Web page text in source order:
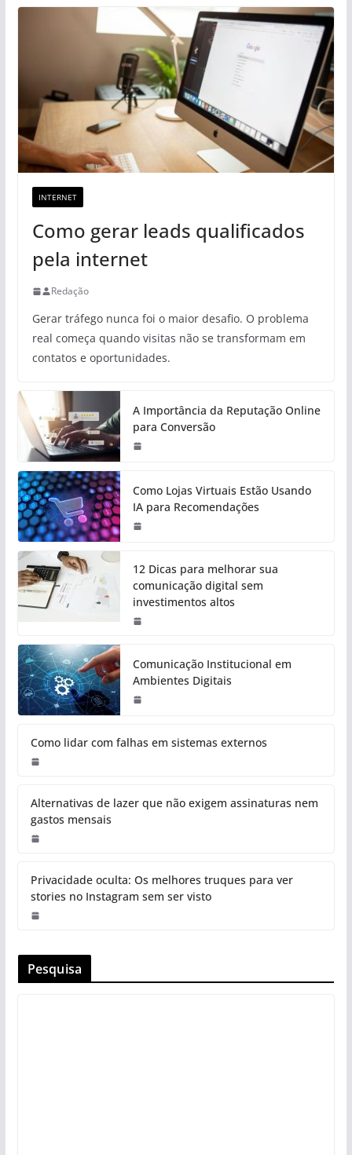
INTERNET
Como gerar leads qualificados
pela internet
Redação
Gerar tráfego nunca foi o maior desafio. O problema
real começa quando visitas não se transformam em
contatos e oportunidades.
A Importância da Reputação Online
para Conversão
Como Lojas Virtuais Estão Usando
IA para Recomendações
12 Dicas para melhorar sua
comunicação digital sem
investimentos altos
Comunicação Institucional em
Ambientes Digitais
Como lidar com falhas em sistemas externos
Alternativas de lazer que não exigem assinaturas nem
gastos mensais
Privacidade oculta: Os melhores truques para ver
stories no Instagram sem ser visto
Pesquisa